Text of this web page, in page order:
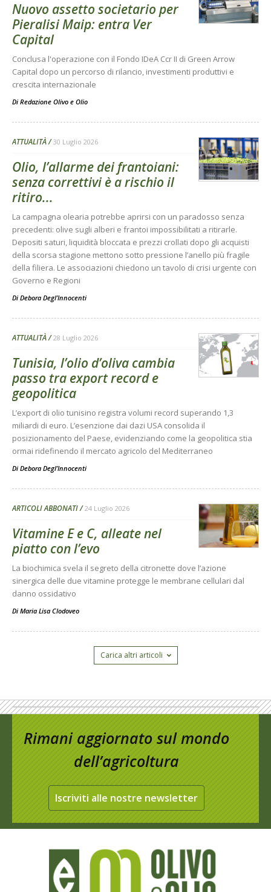
Nuovo assetto societario per
Pieralisi Maip: entra Ver
Capital
Conclusa l'operazione con il Fondo IDeA Ccr II di Green Arrow
Capital dopo un percorso di rilancio, investimenti produttivi e
crescita internazionale
Di Redazione Olivo e Olio
ATTUALITÀ 30 Luglio 2026
Olio, l’allarme dei frantoiani:
senza correttivi è a rischio il
ritiro...
La campagna olearia potrebbe aprirsi con un paradosso senza
precedenti: olive sugli alberi e frantoi impossibilitati a ritirarle.
Depositi saturi, liquidità bloccata e prezzi crollati dopo gli acquisti
della scorsa stagione mettono sotto pressione l’anello più fragile
della filiera. Le associazioni chiedono un tavolo di crisi urgente con
Governo e Regioni
Di Debora Degl’Innocenti
ATTUALITÀ 28 Luglio 2026
Tunisia, l’olio d’oliva cambia
passo tra export record e
geopolitica
L’export di olio tunisino registra volumi record superando 1,3
miliardi di euro. L’esenzione dai dazi USA consolida il
posizionamento del Paese, evidenziando come la geopolitica stia
ormai ridefinendo il mercato agricolo del Mediterraneo
Di Debora Degl’Innocenti
ARTICOLI ABBONATI 24 Luglio 2026
Vitamine E e C, alleate nel
piatto con l’evo
La biochimica svela il segreto della citronette dove l’azione
sinergica delle due vitamine protegge le membrane cellulari dal
danno ossidativo
Di Maria Lisa Clodoveo
Carica altri articoli
Rimani aggiornato sul mondo
dell’agricoltura
Iscriviti alle nostre newsletter